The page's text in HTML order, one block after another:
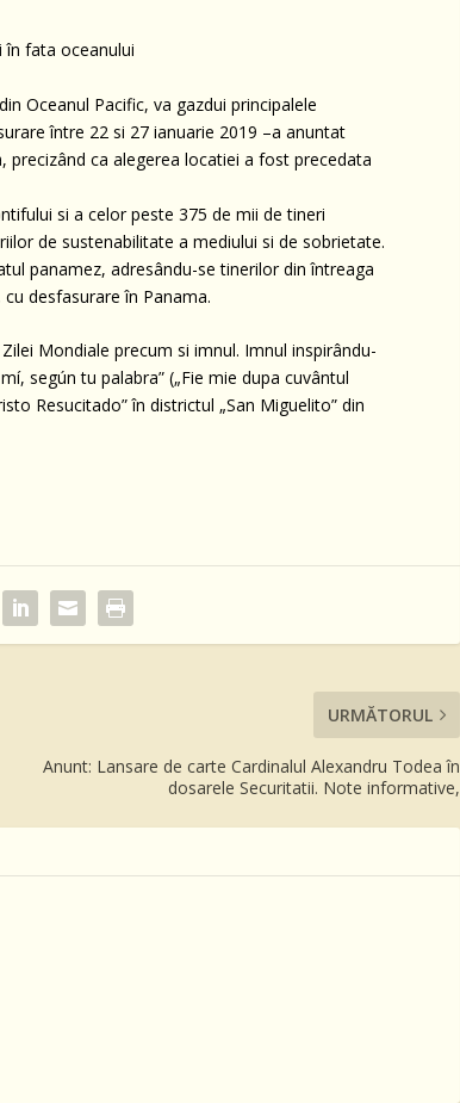
în fata oceanului
Oceanul Pacific, va gazdui principalele
între 22 si 27 ianuarie 2019 –a anuntat
ca alegerea locatiei a fost precedata
si a celor peste 375 de mii de tineri
de sustenabilitate a mediului si de sobrietate.
panamez, adresându-se tinerilor din întreaga
desfasurare în Panama.
Mondiale precum si imnul. Imnul inspirându-
según tu palabra” („Fie mie dupa cuvântul
Resucitado” în districtul „San Miguelito” din
URMĂTORUL
Anunt: Lansare de carte Cardinalul Alexandru Todea în
dosarele Securitatii. Note informative,